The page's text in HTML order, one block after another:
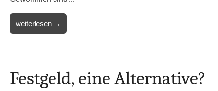
weiterlesen →
Festgeld, eine Alternative?